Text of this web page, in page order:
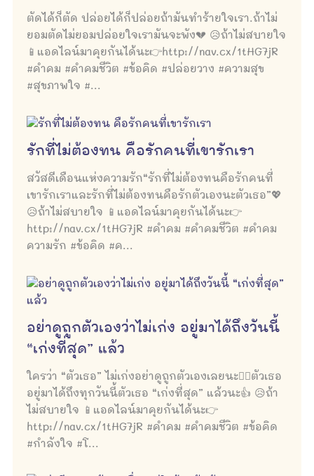
ตัดได้ก็ตัด ปล่อยได้ก็ปล่อยถ้ามันทำร้ายใจเรา.ถ้าไม่
ยอมตัดไม่ยอมปล่อยใจเรามันจะพัง💔 😥ถ้าไม่สบายใจ
📱แอดไลน์มาคุยกันได้นะ👉http://nav.cx/1tHG7jR
#คำคม #คำคมชีวิต #ข้อคิด #ปล่อยวาง #ความสุข
#สุขภาพใจ #...
รักที่ไม่ต้องทน คือรักคนที่เขารักเรา
สวัสดีเดือนแห่งความรัก“รักที่ไม่ต้องทนคือรักคนที่
เขารักเราและรักที่ไม่ต้องทนคือรักตัวเองนะตัวเธอ”💖
😥ถ้าไม่สบายใจ 📱แอดไลน์มาคุยกันได้นะ👉
http://nav.cx/1tHG7jR #คำคม #คำคมชีวิต #คำคม
ความรัก #ข้อคิด #ค...
อย่าดูถูกตัวเองว่าไม่เก่ง อยู่มาได้ถึงวันนี้
“เก่งที่สุด” แล้ว
ใครว่า “ตัวเธอ” ไม่เก่งอย่าดูถูกตัวเองเลยนะ🙅‍♀️ตัวเธอ
อยู่มาได้ถึงทุกวันนี้ตัวเธอ “เก่งที่สุด” แล้วนะ👍 😥ถ้า
ไม่สบายใจ 📱แอดไลน์มาคุยกันได้นะ👉
http://nav.cx/1tHG7jR #คำคม #คำคมชีวิต #ข้อคิด
#กำลังใจ #โ...